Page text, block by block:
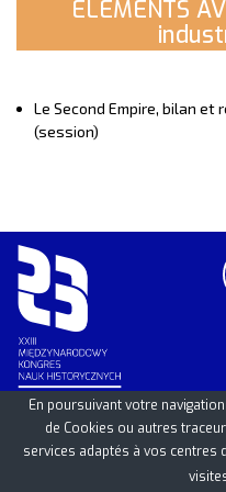
ELEMENTS
Le Second Empire, bilan
(session)
En poursuivant votre
de Cookies ou autres
services adaptés à vos centres